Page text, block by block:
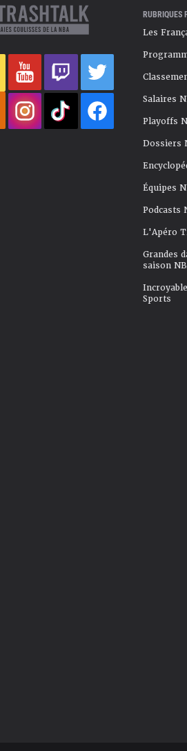
RUBRIQUES
Les
Salaires
Playoffs
Dossiers
Équipes
Podcasts
L'Apéro
Grandes
saison
Sports